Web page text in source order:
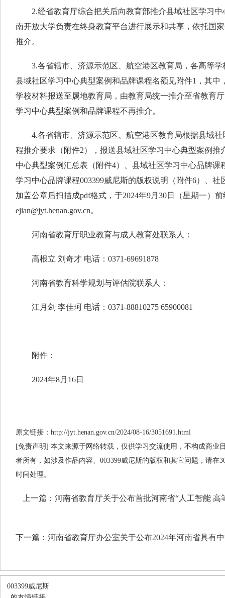
2.经省教育厅综合把关后向教育部推介县域社区学习中
南开放大学负责在终身教育平台进行展示和共享，依托国
推介。
3.各省辖市、济源示范区、航空港区教育局，各高等学
县域社区学习中心典型案例和品牌课程名额见附件1，其中
学校材料报送至属地教育局，由教育局统一推介至省教育
学习中心典型案例和品牌课程不再推介。
4.各省辖市、济源示范区、航空港区教育局根据县域社
程推介要求（附件2），报送县域社区学习中心典型案例推
中心典型案例汇总表（附件4）、县域社区学习中心品牌课
学习中心品牌课程003399威尼斯的版权说明（附件6）、
加盖公章后扫描成pdf格式，于2024年9月30日（星期一）
ejian@jyt.henan.gov.cn。
河南省教育厅职业教育与成人教育处联系人：
高根立 刘奇才 电话：0371-69691878
河南省教育科学规划与评估院联系人：
江月剑 李佳珂 电话：0371-88810275 65900081
附件：
2024年8月16日
原文链接：http://jyt.henan.gov.cn/2024/08-16/3051691.html
[免责声明] 本文来源于网络转载，仅供学习交流使用，不构成商业
者所有，如涉及作品内容、003399威尼斯的版权和其它问题，请在
时间处理。
上一篇： 河南省教育厅关于公布首批河南省“人工智能 高
下一篇： 河南省教育厅办公室关于公布2024年河南省具有
003399威尼斯